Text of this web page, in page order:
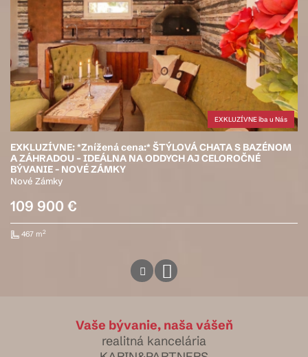
EXKLUZÍVNE iba u Nás
EXKLUZÍVNE: *Znížená cena:* ŠTÝLOVÁ CHATA S BAZÉNOM
A ZÁHRADOU – IDEÁLNA NA ODDYCH AJ CELOROČNÉ
BÝVANIE - NOVÉ ZÁMKY
Nové Zámky
109 900 €
467 m2
Vaše bývanie, naša vášeň
realitná kancelária